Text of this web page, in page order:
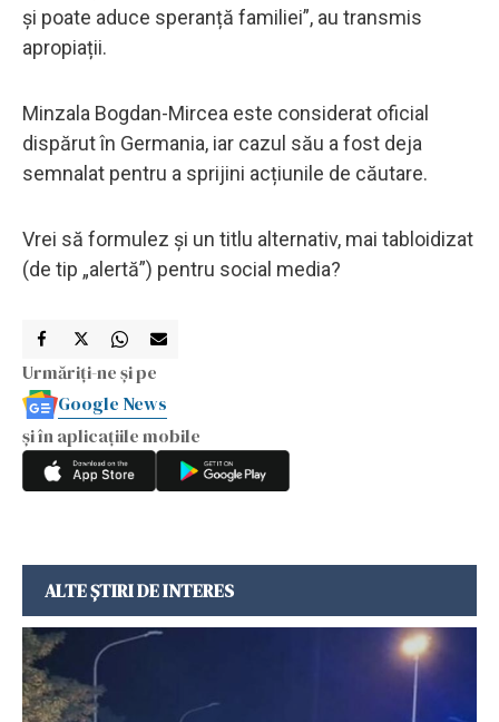
și poate aduce speranță familiei”, au transmis
apropiații.
Minzala Bogdan-Mircea este considerat oficial
dispărut în Germania, iar cazul său a fost deja
semnalat pentru a sprijini acțiunile de căutare.
Vrei să formulez și un titlu alternativ, mai tabloidizat
(de tip „alertă”) pentru social media?
Urmăriți-ne și pe
Google News
și în aplicațiile mobile
ALTE ȘTIRI DE INTERES